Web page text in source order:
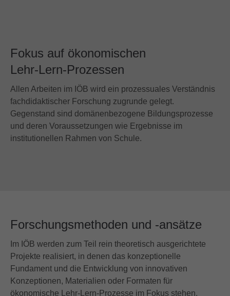
Fokus auf ökonomischen
Lehr-Lern-Prozessen
Allen Arbeiten im IÖB wird ein prozessuales Verständnis
fachdidaktischer Forschung zugrunde gelegt.
Gegenstand sind domänenbezogene Bildungsprozesse
und deren Voraussetzungen wie Ergebnisse im
institutionellen Rahmen von Schule.
Forschungsmethoden und -ansätze
Im IÖB werden zum Teil rein theoretisch ausgerichtete
Projekte realisiert, in denen das konzeptionelle
Fundament und die Entwicklung von innovativen
Konzeptionen, Materialien oder Formaten für
ökonomische Lehr-Lern-Prozesse im Fokus stehen.